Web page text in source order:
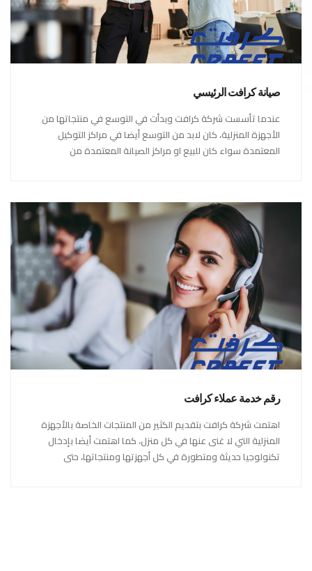
صيانة كرافت الرئيسي
عندما تأسست شركة كرافت وبدأت في التوسع في منتجاتها من
الأجهزة المنزلية، كان لابد من التوسع أيضا في مراكز التوكيل
المعتمدة سواء كان للبيع او مراكز الصيانة المعتمدة من
رقم خدمة عملاء كرافت
اهتمت شركة كرافت بتقديم الكثير من المنتجات الخاصة بالأجهزة
المنزلية التي لا غنى عنها في كل منزل، كما اهتمت أيضا بإدخال
تكنولوجيا حديثة ومتطورة في كل أجهزتها ومنتجاتها، حتى